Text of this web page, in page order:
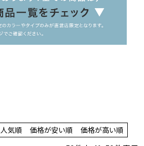
人気順 価格が安い順 価格が高い順